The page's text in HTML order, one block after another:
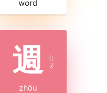
word
週 ㄓ
ㄡ
zhōu